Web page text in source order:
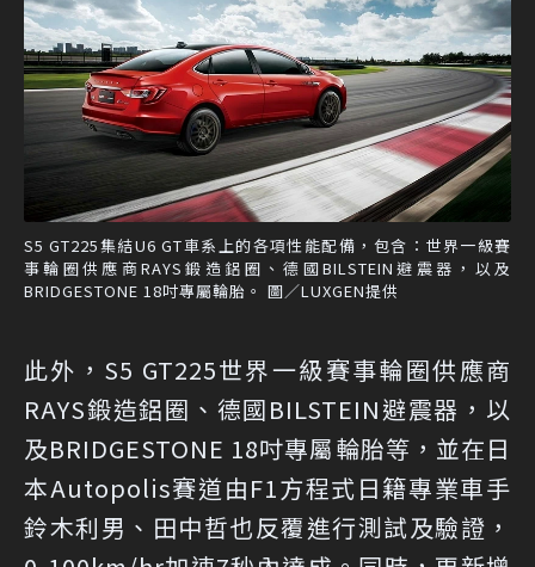
S5 GT225集結U6 GT車系上的各項性能配備，包含：世界一級賽
事輪圈供應商RAYS鍛造鋁圈、德國BILSTEIN避震器，以及
BRIDGESTONE 18吋專屬輪胎。 圖／LUXGEN提供
此外，S5 GT225世界一級賽事輪圈供應商
RAYS鍛造鋁圈、德國BILSTEIN避震器，以
及BRIDGESTONE 18吋專屬輪胎等，並在日
本Autopolis賽道由F1方程式日籍專業車手
鈴木利男、田中哲也反覆進行測試及驗證，